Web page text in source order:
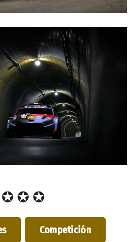
✪ ✪ ✪
Competición